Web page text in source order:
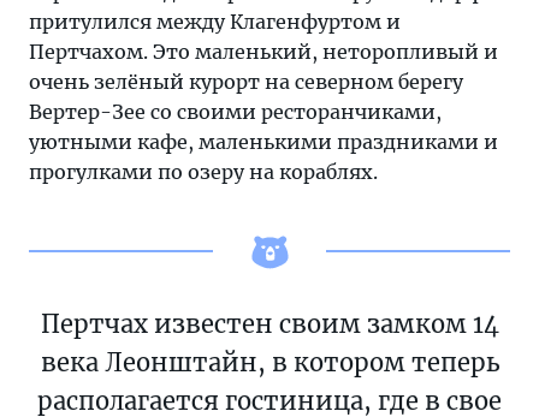
притулился между Клагенфуртом и
Пертчахом. Это маленький, неторопливый и
очень зелёный курорт на северном берегу
Вертер-Зее со своими ресторанчиками,
уютными кафе, маленькими праздниками и
прогулками по озеру на кораблях.
Пертчах известен своим замком 14
века Леонштайн, в котором теперь
располагается гостиница, где в свое